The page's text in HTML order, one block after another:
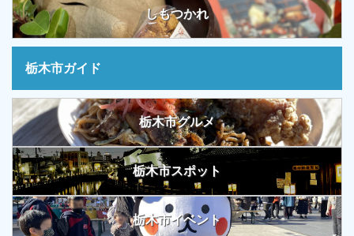
しもつかれ
栃木市ガイド
栃木市グルメ
栃木市スポット
栃木市イベント